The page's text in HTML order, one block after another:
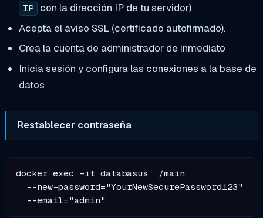
IP
con la dirección IP de tu servidor)
Acepta el aviso SSL (certificado autofirmado).
Crea la cuenta de administrador de inmediato
Inicia sesión y configura las conexiones a la base de
datos
Restablecer contraseña
docker exec -it databasus ./main
--new-password="YourNewSecurePassword123"